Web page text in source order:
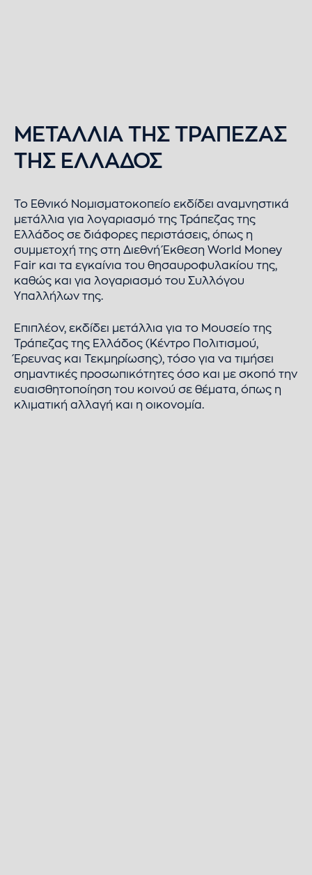
ΜΕΤΑΛΛΙΑ ΤΗΣ ΤΡΑΠΕΖΑΣ
ΤΗΣ ΕΛΛΑΔΟΣ
Το Εθνικό Νομισματοκοπείο εκδίδει αναμνηστικά
μετάλλια για λογαριασμό της Τράπεζας της
Ελλάδος σε διάφορες περιστάσεις, όπως η
συμμετοχή της στη Διεθνή Έκθεση World Money
Fair και τα εγκαίνια του θησαυροφυλακίου της,
καθώς και για λογαριασμό του Συλλόγου
Υπαλλήλων της.
Επιπλέον, εκδίδει μετάλλια για το Μουσείο της
Τράπεζας της Ελλάδος (Κέντρο Πολιτισμού,
Έρευνας και Τεκμηρίωσης), τόσο για να τιμήσει
σημαντικές προσωπικότητες όσο και με σκοπό την
ευαισθητοποίηση του κοινού σε θέματα, όπως η
κλιματική αλλαγή και η οικονομία.